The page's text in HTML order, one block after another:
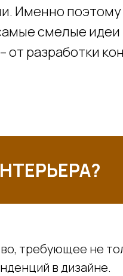
Именно
смелые идеи
от разработки
требующее не
в дизайне.